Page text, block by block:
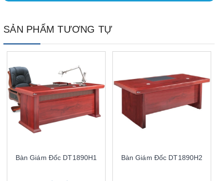
SẢN PHẨM TƯƠNG TỰ
Bàn Giám Đốc DT1890H1 Bàn Giám Đốc DT1890H2